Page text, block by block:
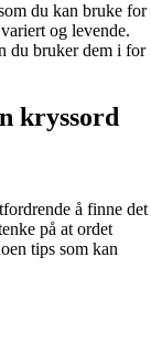
du kan bruke for
og levende.
du bruker dem i for
kryssord
å finne det
på at ordet
tips som kan